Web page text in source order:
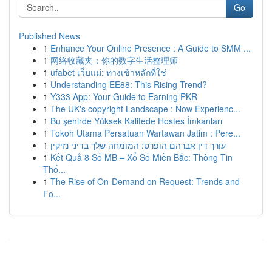
Go
Published News
1 Enhance Your Online Presence : A Guide to SMM ...
1 网络收藏夹：你的数字生活整理师
1 ufabet เว็บแม่: ทางเข้าหลักที่ใช่
1 Understanding EE88: This Rising Trend?
1 Y333 App: Your Guide to Earning PKR
1 The UK's copyright Landscape : Now Experienc...
1 Bu şehirde Yüksek Kalitede Hostes İmkanları
1 Tokoh Utama Persatuan Wartawan Jatim : Pere...
1 עורך דין אברהם הופרט: המומחה שלך בדיני נזיקין
1 Kết Quả 8 Số MB – Xổ Số Miền Bắc: Thông Tin
Thố...
1 The Rise of On-Demand on Request: Trends and
Fo...